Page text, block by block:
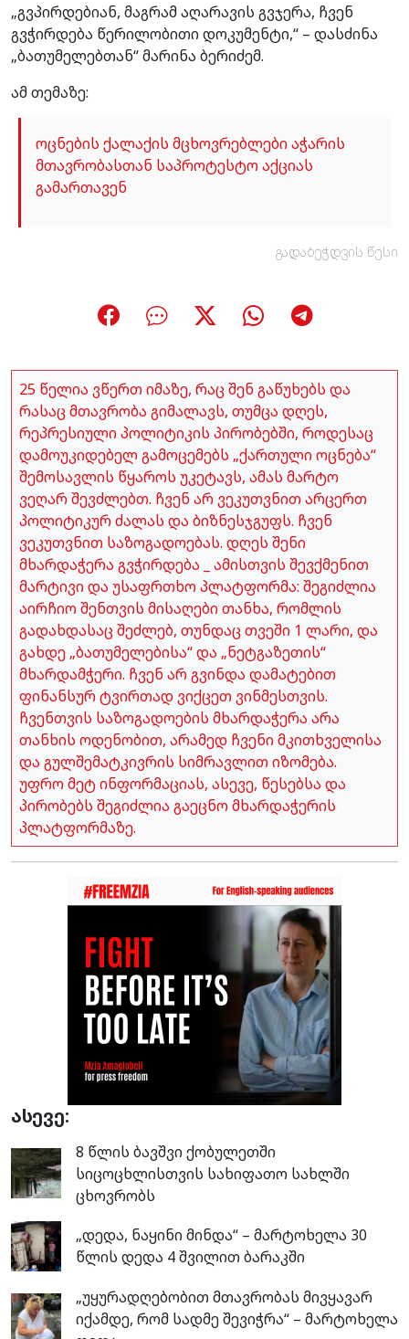
„გვპირდებიან, მაგრამ აღარავის გვჯერა, ჩვენ
გვჭირდება წერილობითი დოკუმენტი,“ – დასძინა
„ბათუმელებთან“ მარინა ბერიძემ.
ამ თემაზე:
ოცნების ქალაქის მცხოვრებლები აჭარის
მთავრობასთან საპროტესტო აქციას
გამართავენ
გადაბეჭდვის წესი
25 წელია ვწერთ იმაზე, რაც შენ გაწუხებს და
რასაც მთავრობა გიმალავს, თუმცა დღეს,
რეპრესიული პოლიტიკის პირობებში, როდესაც
დამოუკიდებელ გამოცემებს „ქართული ოცნება“
შემოსავლის წყაროს უკეტავს, ამას მარტო
ვეღარ შევძლებთ. ჩვენ არ ვეკუთვნით არცერთ
პოლიტიკურ ძალას და ბიზნესჯგუფს. ჩვენ
ვეკუთვნით საზოგადოებას. დღეს შენი
მხარდაჭერა გვჭირდება _ ამისთვის შევქმენით
მარტივი და უსაფრთხო პლატფორმა: შეგიძლია
აირჩიო შენთვის მისაღები თანხა, რომლის
გადახდასაც შეძლებ, თუნდაც თვეში 1 ლარი, და
გახდე „ბათუმელებისა“ და „ნეტგაზეთის“
მხარდამჭერი. ჩვენ არ გვინდა დამატებით
ფინანსურ ტვირთად ვიქცეთ ვინმესთვის.
ჩვენთვის საზოგადოების მხარდაჭერა არა
თანხის ოდენობით, არამედ ჩვენი მკითხველისა
და გულშემატკივრის სიმრავლით იზომება.
უფრო მეტ ინფორმაციას, ასევე, წესებსა და
პირობებს შეგიძლია გაეცნო მხარდაჭერის
პლატფორმაზე.
ასევე:
8 წლის ბავშვი ქობულეთში
სიცოცხლისთვის სახიფათო სახლში
ცხოვრობს
„დედა, ნაყინი მინდა“ – მარტოხელა 30
წლის დედა 4 შვილით ბარაკში
„უყურადღებობით მთავრობას მივყავარ
იქამდე, რომ სადმე შევიჭრა“ – მარტოხელა